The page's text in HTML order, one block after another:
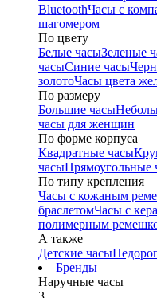
BluetoothЧасы с
шагомером
По цвету
Белые часыЗеленые
часыСиние часы
золотоЧасы цвета
По размеру
Большие часы
часы для женщин
По форме корпуса
Квадратные часы
часыПрямоугольные
По типу крепления
Часы с кожаным
браслетомЧасы с
полимерным
А также
Детские часы
Бренды
Наручные часы